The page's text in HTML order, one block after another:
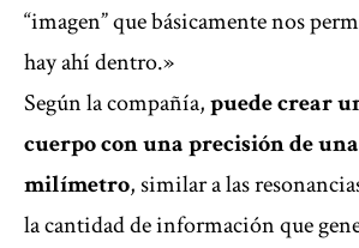
“imagen” que básicamente nos
hay ahí dentro.»
Según la compañía,puede crear
cuerpo con una precisión de
milímetro, similar a las
la cantidad de información que